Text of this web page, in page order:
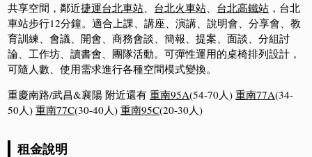
共享空間，鄰近捷運台北車站、 台北火車站、 台北高鐵站 ，台北
車站步行12分鐘。適合上課、講座、演講、說明會、分享會、教
育訓練、會議、開會、商務會談、簡報、提案、面談、分組討
論、工作坊、讀書會、團隊活動。可彈性運用的桌椅排列設計，
可隨人數、使用需求進行各種空間模式變換。
重慶南路/武昌&襄陽 附近還有重南95A(54-70人)重南77A(34-
50人)重南77C(30-40人)重南95C(20-30人)
租金說明